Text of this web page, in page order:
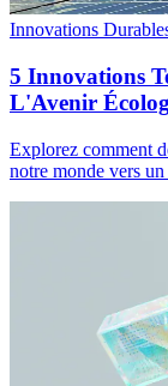
Innovations
5 Innovations
L'Avenir
Explorez comment
notre monde vers